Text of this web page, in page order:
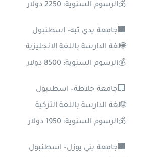
💰الرسوم السنوية: 2250 دولار
🏢جامعة يدي تبه– اسطنبول
🌐لغة الدارسة باللغة الانجليزية
💰الرسوم السنوية: 8500 دولار
🏢جامعة جلاطة– اسطنبول
🌐لغة الدارسة باللغة التركية
💰الرسوم السنوية: 1950 دولار
🏢جامعة يني يوزل– اسطنبول